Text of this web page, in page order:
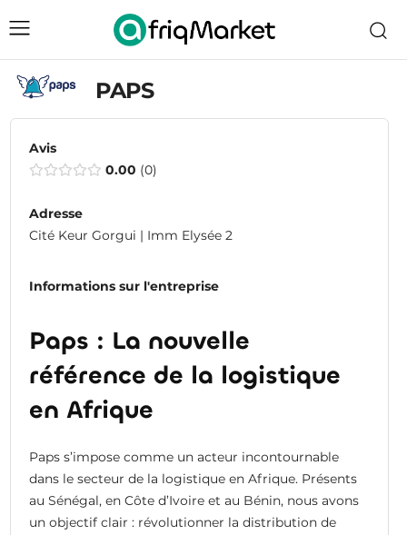
PAPS
Avis
0.00 0
Adresse
Cité Keur Gorgui | Imm Elysée 2
Informations sur l'entreprise
Paps : La nouvelle
référence de la logistique
en Afrique
Paps s’impose comme un acteur incontournable
dans le secteur de la logistique en Afrique. Présents
au Sénégal, en Côte d’Ivoire et au Bénin, nous avons
un objectif clair : révolutionner la distribution de